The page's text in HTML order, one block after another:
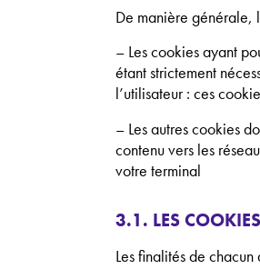
De manière générale,
– Les cookies ayant
étant strictement
l’utilisateur : ces
– Les autres cookies
contenu vers les
votre terminal
3.1. LES
Les finalités de